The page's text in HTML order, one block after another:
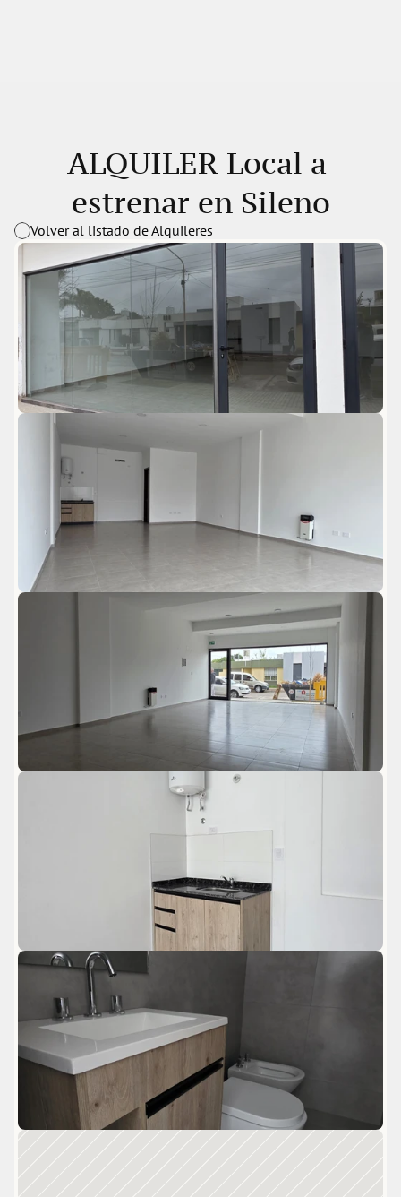
ALQUILER Local a
estrenar en Sileno
Volver al listado de Alquileres